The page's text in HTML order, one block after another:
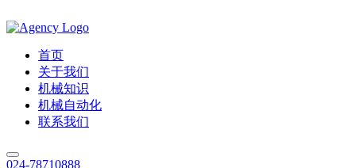
首页
关于我们
机械知识
机械自动化
联系我们
024-78710888